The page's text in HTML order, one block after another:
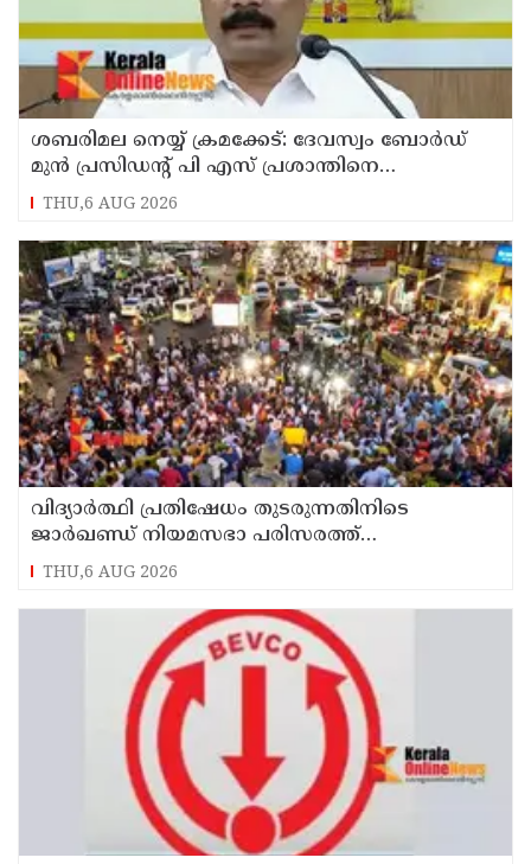
ശബരിമല നെയ്യ് ക്രമക്കേട്: ദേവസ്വം ബോര്‍ഡ്
മുന്‍ പ്രസിഡന്റ് പി എസ് പ്രശാന്തിനെ
പ്രതിയാക്കും: ദേവസ്വം വിജിലന്‍സ്
THU,6 AUG 2026
വിദ്യാര്‍ത്ഥി പ്രതിഷേധം തുടരുന്നതിനിടെ
ജാര്‍ഖണ്ഡ് നിയമസഭാ പരിസരത്ത്
നിരോധനാജ്ഞ
THU,6 AUG 2026